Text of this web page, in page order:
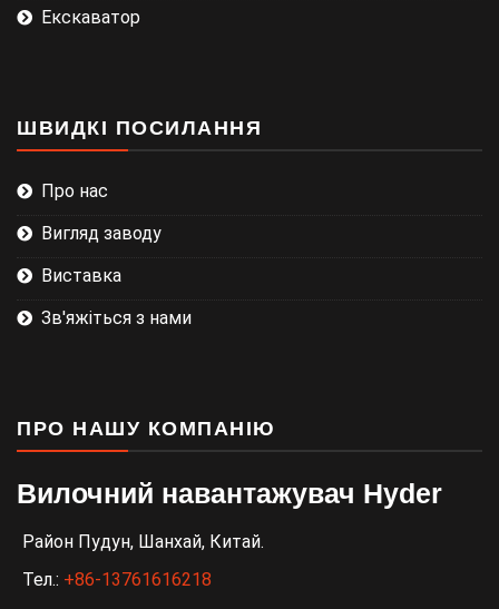
Екскаватор
ШВИДКІ ПОСИЛАННЯ
Про нас
Вигляд заводу
Виставка
Зв'яжіться з нами
ПРО НАШУ КОМПАНІЮ
Вилочний навантажувач Hyder
Район Пудун, Шанхай, Китай.
Тел.: +86-13761616218